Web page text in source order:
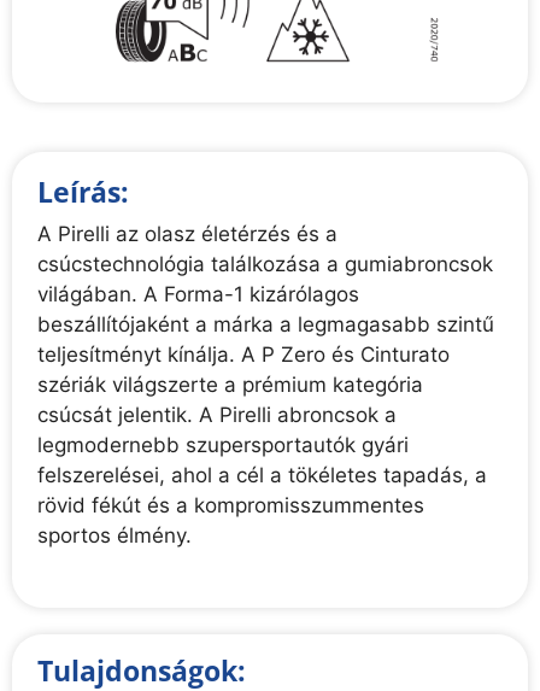
Leírás:
A Pirelli az olasz életérzés és a
csúcstechnológia találkozása a gumiabroncsok
világában. A Forma-1 kizárólagos
beszállítójaként a márka a legmagasabb szintű
teljesítményt kínálja. A P Zero és Cinturato
szériák világszerte a prémium kategória
csúcsát jelentik. A Pirelli abroncsok a
legmodernebb szupersportautók gyári
felszerelései, ahol a cél a tökéletes tapadás, a
rövid fékút és a kompromisszummentes
sportos élmény.
Tulajdonságok: